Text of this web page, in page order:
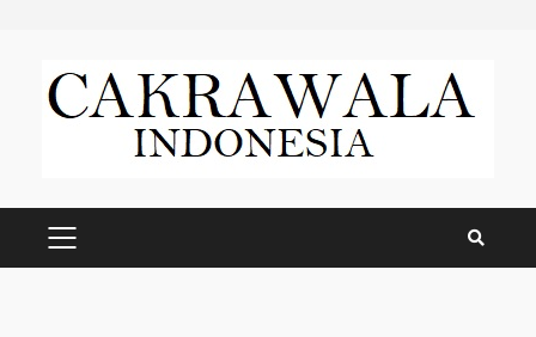
content
PRIMARY